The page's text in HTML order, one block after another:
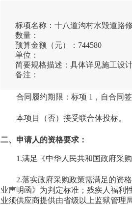
标项名称： 十八道沟村水毁道路
数量：
预算金额（元）： 744580
单位：
简要规格描述： 具体详见施工设
备注：
合同履约期限： 标项 1，自合同
本项目（否）接受联合体投标。
二、申请人的资格要求：
1.满足《中华人民共和国政府采
2.落实政府采购政策需满足的资格
业声明函》为判定标准；残疾人福利
业须供应商提供由省级以上监狱管理